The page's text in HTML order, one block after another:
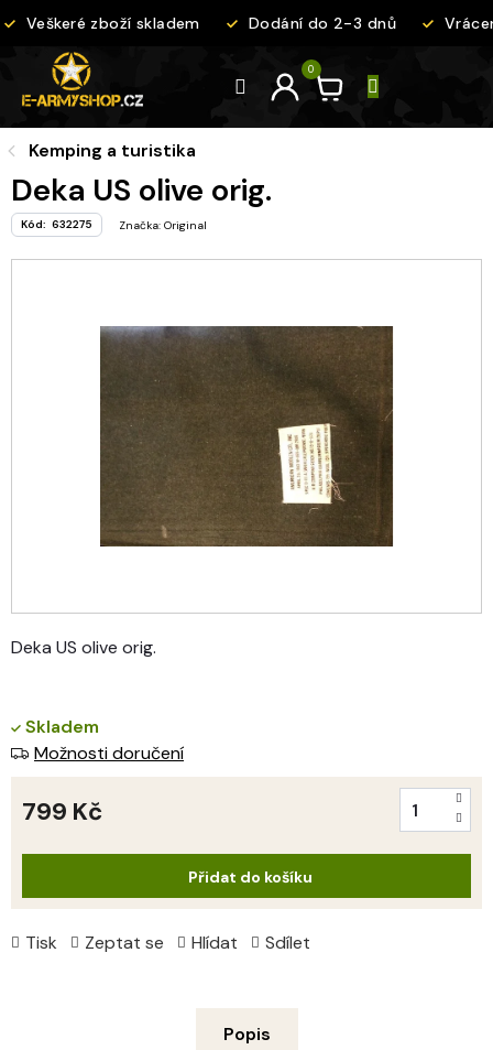
na
Veškeré zboží skladem Dodání do 2-3 dnů
Kemping a turistika
Deka US olive orig.
Kód: 632275 Značka: Original
Deka US olive orig.
Tisk Zeptat se Hlídat Sdílet
Skladem
Možnosti doručení
799 Kč
Přidat do košíku
Popis